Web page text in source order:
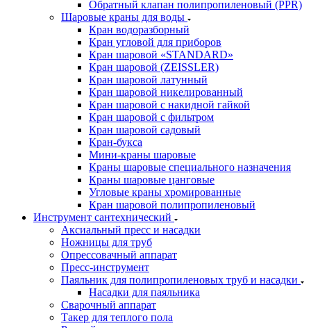
Обратный клапан полипропиленовый (PPR)
Шаровые краны для воды
Кран водоразборный
Кран угловой для приборов
Кран шаровой «STANDARD»
Кран шаровой (ZEISSLER)
Кран шаровой латунный
Кран шаровой никелированный
Кран шаровой с накидной гайкой
Кран шаровой с фильтром
Кран шаровой садовый
Кран-букса
Мини-краны шаровые
Краны шаровые специального назначения
Краны шаровые цанговые
Угловые краны хромированные
Кран шаровой полипропиленовый
Инструмент сантехнический
Аксиальный пресс и насадки
Ножницы для труб
Опрессовачный аппарат
Пресс-инструмент
Паяльник для полипропиленовых труб и насадки
Насадки для паяльника
Сварочный аппарат
Такер для теплого пола